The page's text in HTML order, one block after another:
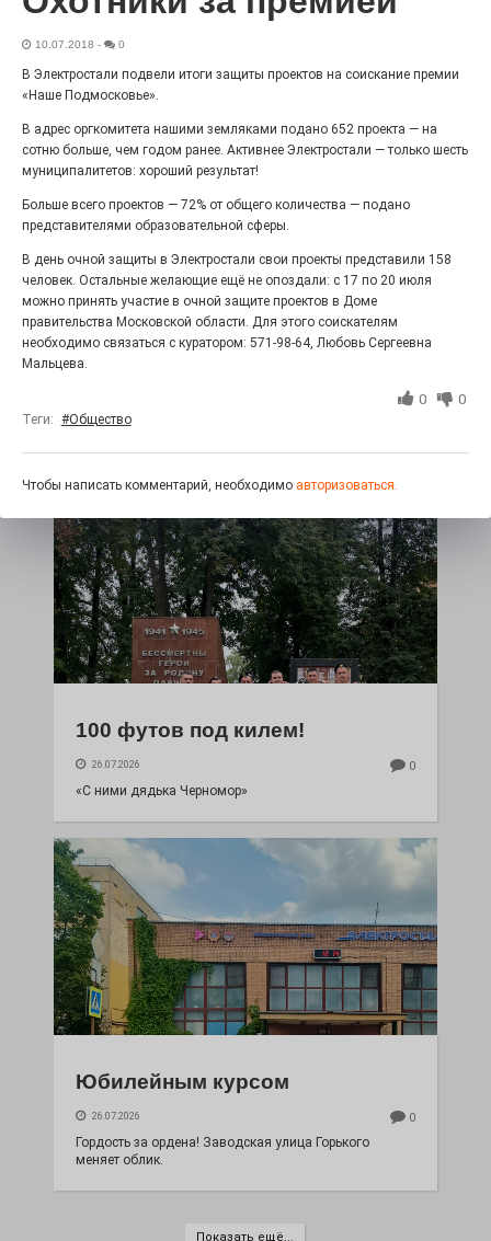
Выставка «Палитра героизма» — новый масштабный
себе Выставочный зал им. Олега Коняшина.
«Районы-кварталы»
путешествуют по городу
0
Радость в квадрате! На этой неделе электростальцев
100 футов под килем!
26.07.2026 0
«С ними дядька Черномор»
Юбилейным курсом
26.07.2026 0
Гордость за ордена! Заводская улица Горького
меняет облик.
Показать ещё...
10.07.2018 - 0
В Электростали подвели итоги защиты проектов на соискание премии
«Наше Подмосковье».
В адрес оргкомитета нашими земляками подано 652 проекта — на
сотню больше, чем годом ранее. Активнее Электростали — только шесть
муниципалитетов: хороший результат!
Больше всего проектов — 72% от общего количества — подано
представителями образовательной сферы.
В день очной защиты в Электростали свои проекты представили 158
человек. Остальные желающие ещё не опоздали: с 17 по 20 июля
можно принять участие в очной защите проектов в Доме
правительства Московской области. Для этого соискателям
необходимо связаться с куратором: 571-98-64, Любовь Сергеевна
Мальцева.
0 0
Теги: #Общество
Чтобы написать комментарий, необходимо авторизоваться.